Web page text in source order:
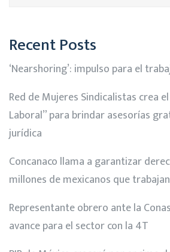
Recent Posts
‘Nearshoring’: impulso para el
Red de Mujeres Sindicalistas crea
Laboral” para brindar asesorías
jurídica
Concanaco llama a garantizar
millones de mexicanos que
Representante obrero ante la
avance para el sector con la 4T